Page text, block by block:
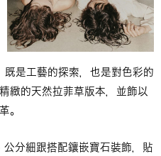
是工藝的探索，也是對色彩的
緻的天然拉菲草版本，並飾以
。
分細跟搭配鑲嵌寶石裝飾，貼